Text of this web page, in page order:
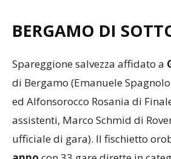
BERGAMO DI
Spareggione salvezza affidato a
di Bergamo (Emanuele
ed Alfonsorocco Rosania di
assistenti, Marco Schmid di
ufficiale di gara). Il fischietto